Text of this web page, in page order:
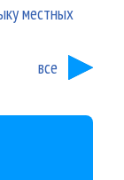
местных
все